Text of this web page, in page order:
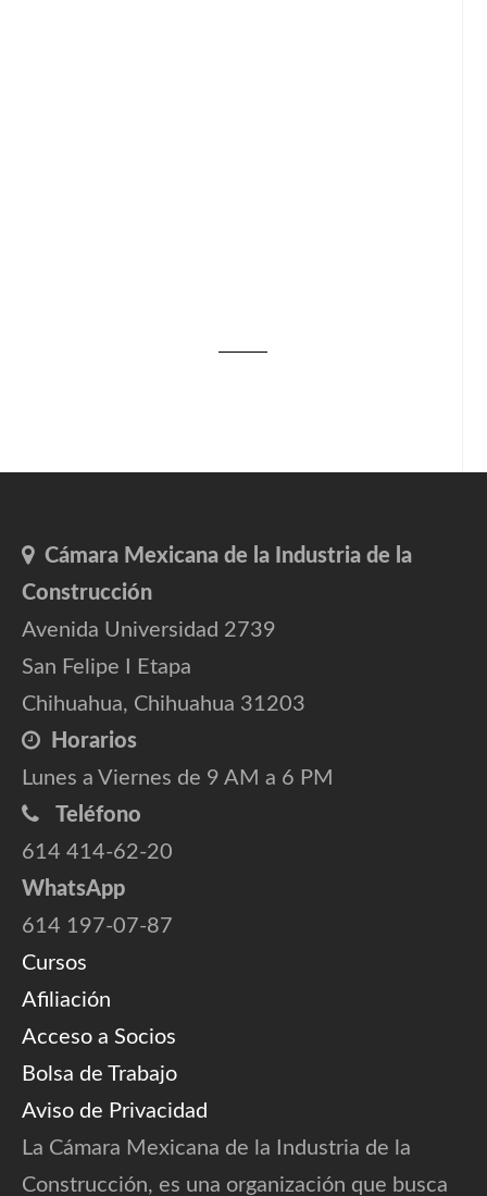
Cámara Mexicana de la Industria de la
Construcción
Avenida Universidad 2739
San Felipe I Etapa
Chihuahua, Chihuahua 31203
Horarios
Lunes a Viernes de 9 AM a 6 PM
Teléfono
614 414-62-20
WhatsApp
614 197-07-87
Cursos
Afiliación
Acceso a Socios
Bolsa de Trabajo
Aviso de Privacidad
La Cámara Mexicana de la Industria de la
Construcción, es una organización que busca